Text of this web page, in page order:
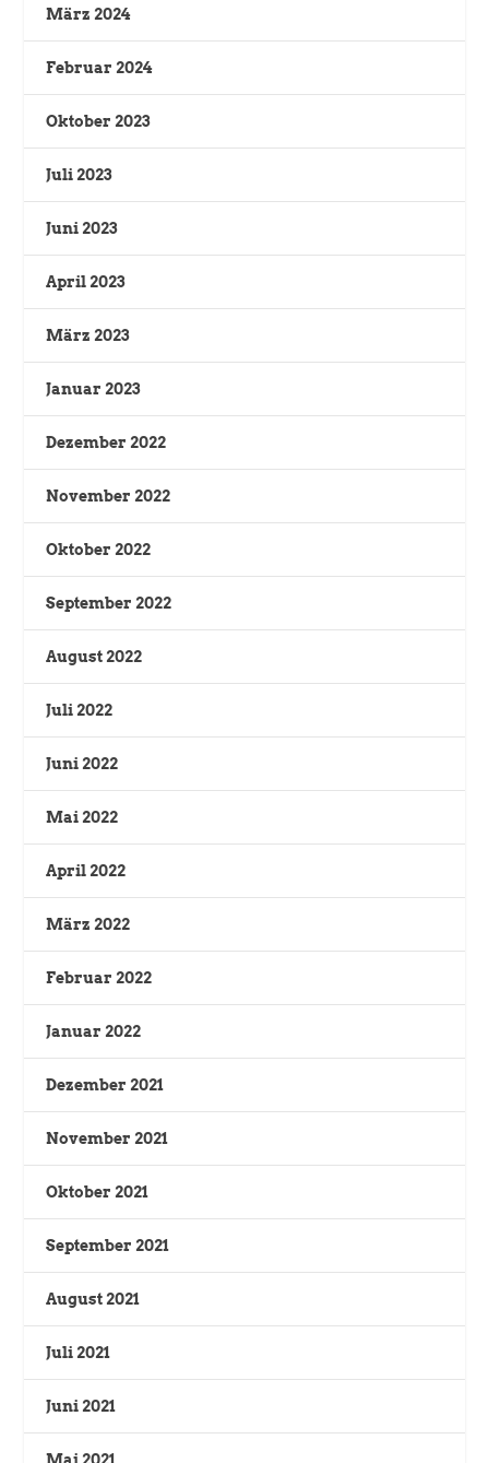
März 2024
Februar 2024
Oktober 2023
Juli 2023
Juni 2023
April 2023
März 2023
Januar 2023
Dezember 2022
November 2022
Oktober 2022
September 2022
August 2022
Juli 2022
Juni 2022
Mai 2022
April 2022
März 2022
Februar 2022
Januar 2022
Dezember 2021
November 2021
Oktober 2021
September 2021
August 2021
Juli 2021
Juni 2021
Mai 2021